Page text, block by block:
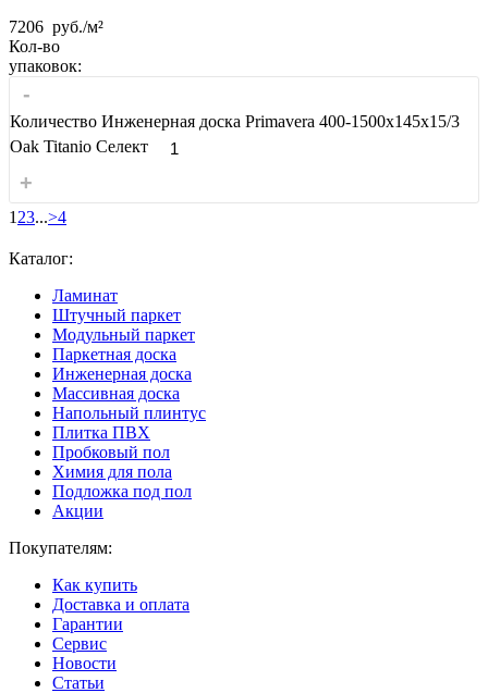
7206 руб./м²
Кол-во
упаковок:
-
Количество Инженерная доска Primavera 400-1500х145х15/3
Oak Titanio Селект
+
1 23...>4
Каталог:
Ламинат
Штучный паркет
Модульный паркет
Паркетная доска
Инженерная доска
Массивная доска
Напольный плинтус
Плитка ПВХ
Пробковый пол
Химия для пола
Подложка под пол
Акции
Покупателям:
Как купить
Доставка и оплата
Гарантии
Сервис
Новости
Статьи